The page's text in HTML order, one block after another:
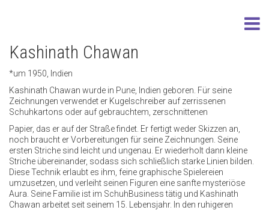
Kashinath Chawan
*um 1950, Indien
Kashinath Chawan wurde in Pune, Indien geboren. Für seine
Zeichnungen verwendet er Kugelschreiber auf zerrissenen
Schuhkartons oder auf gebrauchtem, zerschnittenen
Papier, das er auf der Straße findet. Er fertigt weder Skizzen an,
noch braucht er Vorbereitungen für seine Zeichnungen. Seine
ersten Striche sind leicht und ungenau. Er wiederholt dann kleine
Striche übereinander, sodass sich schließlich starke Linien bilden.
Diese Technik erlaubt es ihm, feine graphische Spielereien
umzusetzen, und verleiht seinen Figuren eine sanfte mysteriöse
Aura. Seine Familie ist im SchuhBusiness tätig und Kashinath
Chawan arbeitet seit seinem 15. Lebensjahr. In den ruhigeren